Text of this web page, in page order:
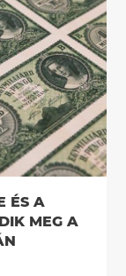
ÉS A
MEG A